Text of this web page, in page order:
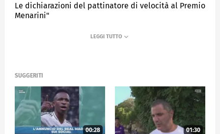
Le dichiarazioni del pattinatore di velocità al Premio
Menarini"
SPORTMEDIASET
SUGGERITI
00:28 01:30